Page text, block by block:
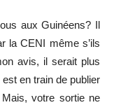
aux Guinéens? Il
la CENI même s’ils
avis, il serait plus
en train de publier
votre sortie ne